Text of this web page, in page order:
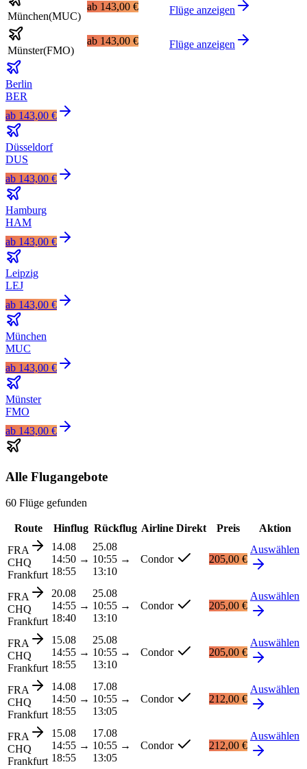
München(MUC)
ab 143,00 € Flüge anzeigen
Münster(FMO)
ab 143,00 € Flüge anzeigen
Berlin
BER
ab 143,00 €
Düsseldorf
DUS
ab 143,00 €
Hamburg
HAM
ab 143,00 €
Leipzig
LEJ
ab 143,00 €
München
MUC
ab 143,00 €
Münster
FMO
ab 143,00 €
Alle Flugangebote
60 Flüge gefunden
Route Hinflug Rückflug Airline Direkt Preis
Aktion
FRA
CHQ
Frankfurt
14.08
14:50 →
18:55
25.08
10:55 →
13:10
Condor 205,00 €
Auswählen
FRA
CHQ
Frankfurt
20.08
14:55 →
18:40
25.08
10:55 →
13:10
Condor 205,00 €
Auswählen
FRA
CHQ
Frankfurt
15.08
14:55 →
18:55
25.08
10:55 →
13:10
Condor 205,00 €
Auswählen
FRA
CHQ
Frankfurt
14.08
14:50 →
18:55
17.08
10:55 →
13:05
Condor 212,00 €
Auswählen
FRA
CHQ
Frankfurt
15.08
14:55 →
18:55
17.08
10:55 →
13:05
Condor 212,00 €
Auswählen